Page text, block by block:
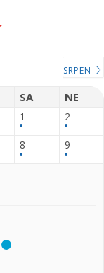
SRPEN
SA NE
1 2
8 9